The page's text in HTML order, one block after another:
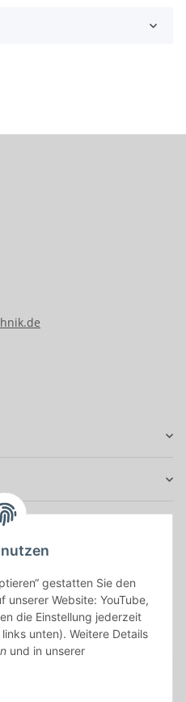
gestatten Sie den
unserer Website: YouTube,
die Einstellung jederzeit
unten). Weitere Details
und in unserer
Pflichtfelder.